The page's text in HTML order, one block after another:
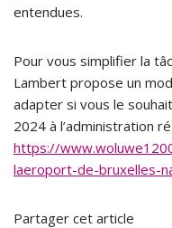
entendues.
Pour vous simplifier la
Lambert propose un
adapter si vous le
2024 à l’administration
https://
laeroport-de-bruxelles-
Partager cet article